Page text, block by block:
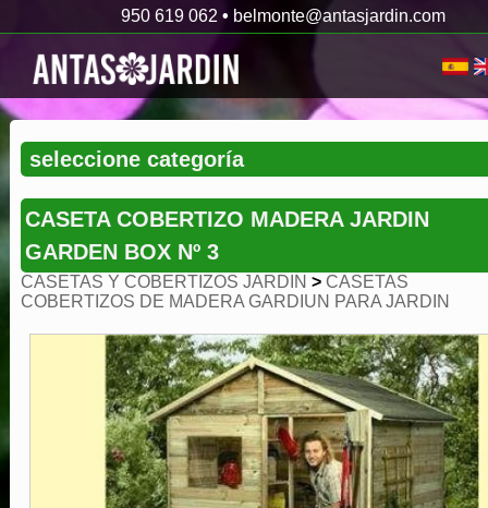
950 619 062 • belmonte@antasjardin.com
CASETA COBERTIZO MADERA JARDIN
GARDEN BOX Nº 3
CASETAS Y COBERTIZOS JARDIN > CASETAS
COBERTIZOS DE MADERA GARDIUN PARA JARDIN